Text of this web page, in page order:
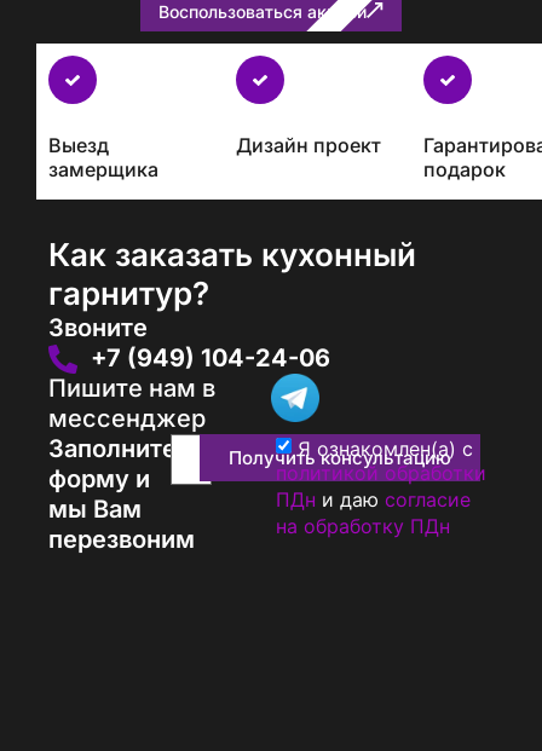
Воспользоваться акцией
Бесплатно
с
проектом
Выезд
замерщика
Дизайн проект
подарок
Как заказать кухонный
гарнитур?
Звоните
+7 (949) 104-24-06
Пишите нам в
мессенджер
Заполните
форму и
мы Вам
перезвоним
Получить консультацию
Я ознакомлен(а) с
политикой обработки
ПДн и даю согласие
на обработку ПДн